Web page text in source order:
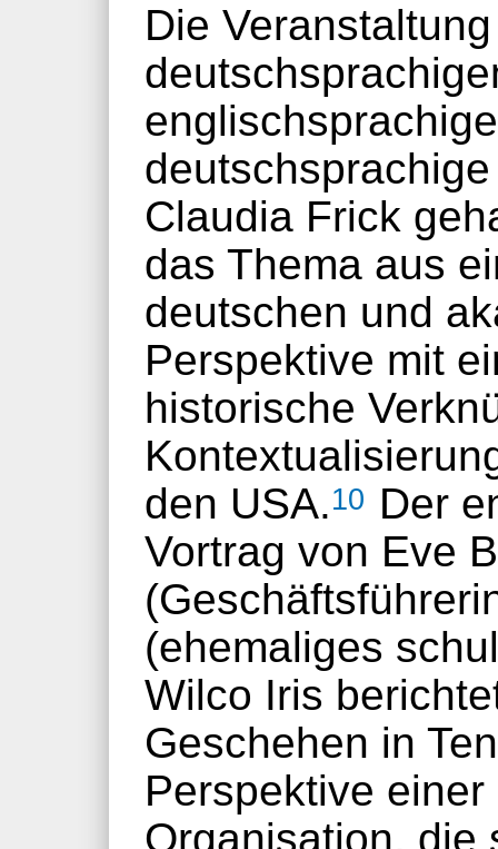
Die
Claudia Frick
das Thema aus
deutschen und
Perspektive mit
historische
den USA.10 Der
Vortrag von Eve
(ehemaliges
Wilco Iris
Geschehen in
Perspektive
Organisation, die